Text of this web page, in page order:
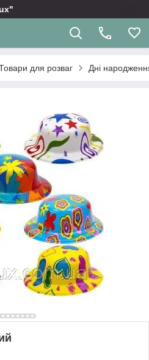
для розваг Дні